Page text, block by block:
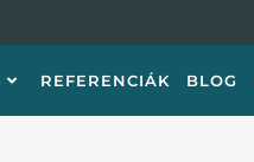
REFERENCIÁK BLOG